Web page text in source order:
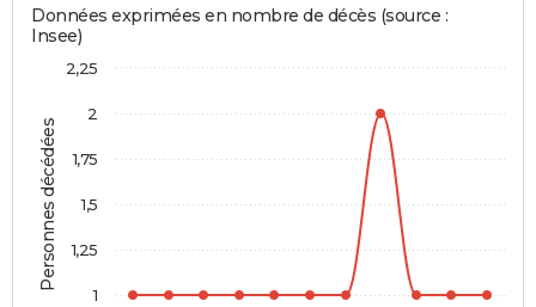
Personnes décédées
Données exprimées en nombre de décès (source :
Insee)
1
1,25
1,5
1,75
2
2,25